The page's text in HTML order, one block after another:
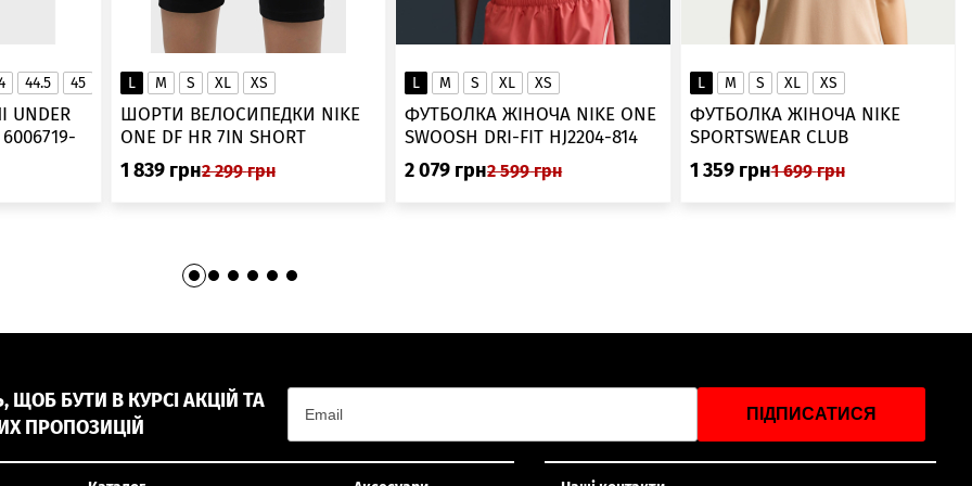
44.5 45 45.5
46
▲
UNDER
L M S XL XS
ШОРТИ ВЕЛОСИПЕДКИ NIKE
ONE DF HR 7IN SHORT
DV9022-010
1 839 грн2 299 грн
L M S XL XS
ФУТБОЛКА ЖІНОЧА NIKE ONE
SWOOSH DRI-FIT HJ2204-814
2 079 грн2 599 грн
L M S XL XS
ФУТБОЛКА ЖІНОЧА NIKE
SPORTSWEAR CLUB
ESSENTIALS DX7902-286
1 359 грн1 699 грн
ЩОБ БУТИ В КУРСІ АКЦІЙ ТА
ПРОПОЗИЦІЙ
ПІДПИСАТИСЯ